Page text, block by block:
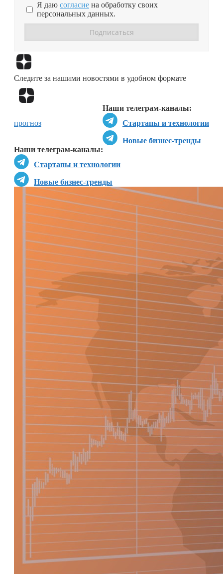
Я даю согласие на обработку своих
персональных данных.
Следите за нашими новостями в удобном формате
Наши телеграм-каналы:
Стартапы и технологии
Новые бизнес-тренды
Наши телеграм-каналы:
Стартапы и технологии
Новые бизнес-тренды
прогноз